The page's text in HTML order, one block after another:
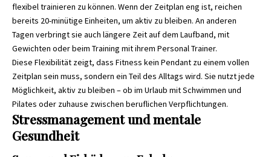
flexibel trainieren zu können. Wenn der Zeitplan eng ist, reichen
bereits 20-minütige Einheiten, um aktiv zu bleiben. An anderen
Tagen verbringt sie auch längere Zeit auf dem Laufband, mit
Gewichten oder beim Training mit ihrem Personal Trainer.
Diese Flexibilität zeigt, dass Fitness kein Pendant zu einem vollen
Zeitplan sein muss, sondern ein Teil des Alltags wird. Sie nutzt jede
Möglichkeit, aktiv zu bleiben – ob im Urlaub mit Schwimmen und
Pilates oder zuhause zwischen beruflichen Verpflichtungen.
Stressmanagement und mentale
Gesundheit